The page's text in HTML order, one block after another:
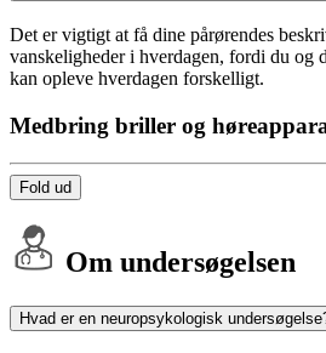
Det er vigtigt at få dine pårørendes
vanskeligheder i hverdagen, fordi du og
kan opleve hverdagen forskelligt.
Medbring briller og
Fold ud
Om undersøgelsen
Hvad er en neuropsykologisk